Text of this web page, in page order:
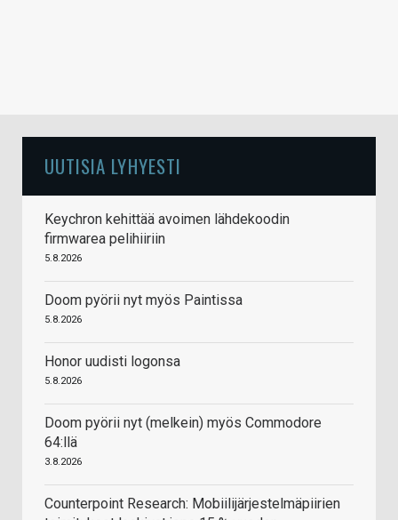
UUTISIA LYHYESTI
Keychron kehittää avoimen lähdekoodin
firmwarea pelihiiriin
5.8.2026
Doom pyörii nyt myös Paintissa
5.8.2026
Honor uudisti logonsa
5.8.2026
Doom pyörii nyt (melkein) myös Commodore
64:llä
3.8.2026
Counterpoint Research: Mobiilijärjestelmäpiirien